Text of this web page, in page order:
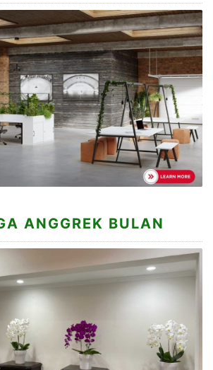
ANGGREK BULAN